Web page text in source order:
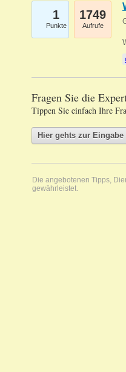
1
Punkte
1749
Aufrufe
Fragen Sie die
Tippen Sie einfach Ihre
Die angebotenen Tipps,
gewährleistet.